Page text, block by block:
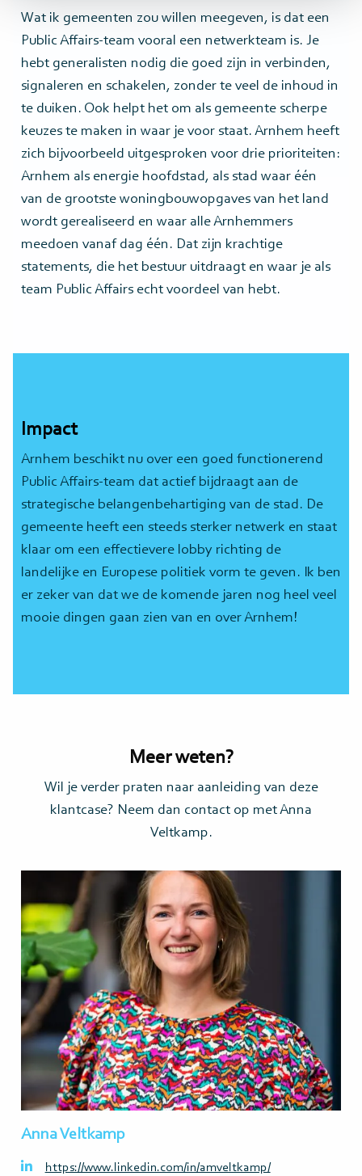
Wat ik gemeenten zou willen meegeven, is dat een
Public Affairs-team vooral een netwerkteam is. Je
hebt generalisten nodig die goed zijn in verbinden,
signaleren en schakelen, zonder te veel de inhoud in
te duiken. Ook helpt het om als gemeente scherpe
keuzes te maken in waar je voor staat. Arnhem heeft
zich bijvoorbeeld uitgesproken voor drie prioriteiten:
Arnhem als energie hoofdstad, als stad waar één
van de grootste woningbouwopgaves van het land
wordt gerealiseerd en waar alle Arnhemmers
meedoen vanaf dag één. Dat zijn krachtige
statements, die het bestuur uitdraagt en waar je als
team Public Affairs echt voordeel van hebt.
Impact
Arnhem beschikt nu over een goed functionerend
Public Affairs-team dat actief bijdraagt aan de
strategische belangenbehartiging van de stad. De
gemeente heeft een steeds sterker netwerk en staat
klaar om een effectievere lobby richting de
landelijke en Europese politiek vorm te geven. Ik ben
er zeker van dat we de komende jaren nog heel veel
mooie dingen gaan zien van en over Arnhem!
Meer weten?
Wil je verder praten naar aanleiding van deze
klantcase? Neem dan contact op met Anna
Veltkamp.
Anna Veltkamp
https://www.linkedin.com/in/amveltkamp/